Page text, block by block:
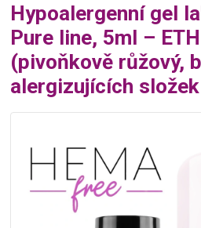
Hypoalergenní gel
Pure line, 5ml –
(pivoňkově růžový,
alergizujících